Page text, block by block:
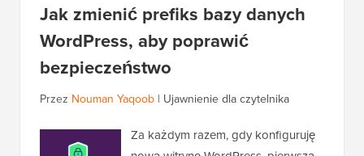
Jak zmienić prefiks bazy danych
WordPress, aby poprawić
bezpieczeństwo
Przez Nouman Yaqoob | Ujawnienie dla czytelnika
Za każdym razem, gdy konfiguruję